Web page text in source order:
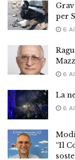
per
6
6
La
6
“Il